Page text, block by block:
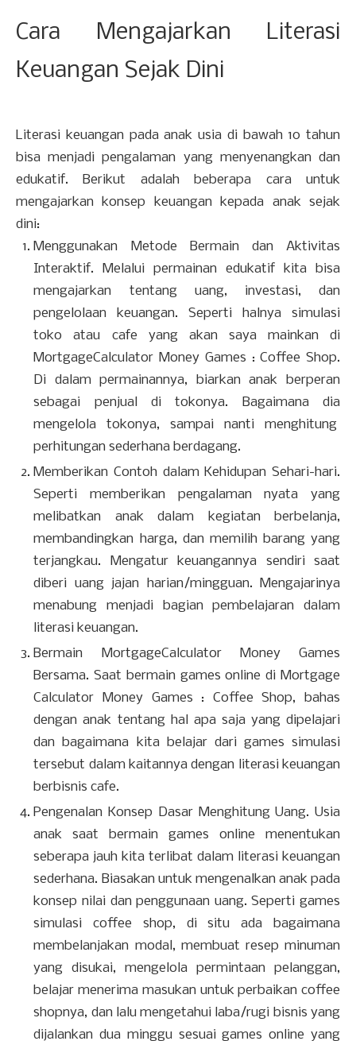
Cara Mengajarkan Literasi
Keuangan Sejak Dini
Literasi keuangan pada anak usia di bawah 10 tahun
bisa menjadi pengalaman yang menyenangkan dan
edukatif. Berikut adalah beberapa cara untuk
mengajarkan konsep keuangan kepada anak sejak
dini:
Menggunakan Metode Bermain dan Aktivitas
Interaktif. Melalui permainan edukatif kita bisa
mengajarkan tentang uang, investasi, dan
pengelolaan keuangan. Seperti halnya simulasi
toko atau cafe yang akan saya mainkan di
MortgageCalculator Money Games : Coffee Shop.
Di dalam permainannya, biarkan anak berperan
sebagai penjual di tokonya. Bagaimana dia
mengelola tokonya, sampai nanti menghitung
perhitungan sederhana berdagang.
Memberikan Contoh dalam Kehidupan Sehari-hari.
Seperti memberikan pengalaman nyata yang
melibatkan anak dalam kegiatan berbelanja,
membandingkan harga, dan memilih barang yang
terjangkau. Mengatur keuangannya sendiri saat
diberi uang jajan harian/mingguan. Mengajarinya
menabung menjadi bagian pembelajaran dalam
literasi keuangan.
Bermain MortgageCalculator Money Games
Bersama. Saat bermain games online di Mortgage
Calculator Money Games : Coffee Shop, bahas
dengan anak tentang hal apa saja yang dipelajari
dan bagaimana kita belajar dari games simulasi
tersebut dalam kaitannya dengan literasi keuangan
berbisnis cafe.
Pengenalan Konsep Dasar Menghitung Uang. Usia
anak saat bermain games online menentukan
seberapa jauh kita terlibat dalam literasi keuangan
sederhana. Biasakan untuk mengenalkan anak pada
konsep nilai dan penggunaan uang. Seperti games
simulasi coffee shop, di situ ada bagaimana
membelanjakan modal, membuat resep minuman
yang disukai, mengelola permintaan pelanggan,
belajar menerima masukan untuk perbaikan coffee
shopnya, dan lalu mengetahui laba/rugi bisnis yang
dijalankan dua minggu sesuai games online yang